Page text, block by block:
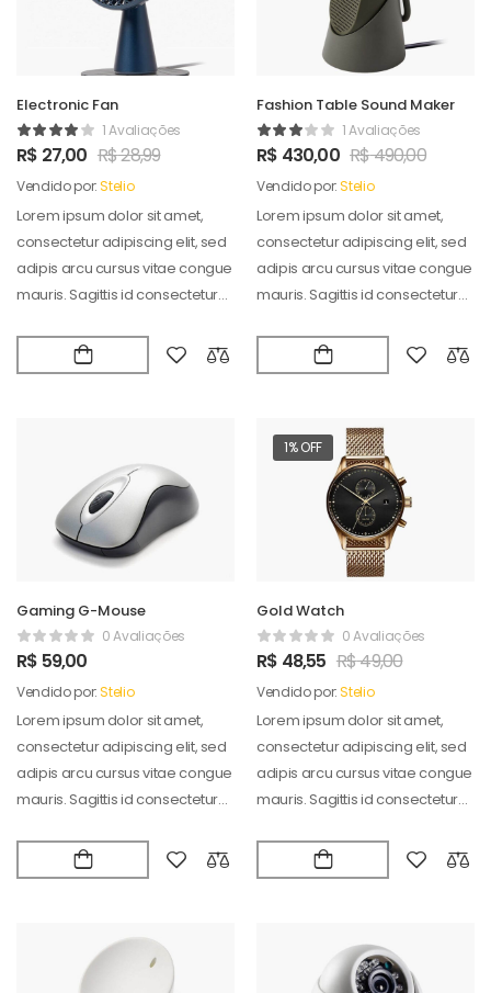
Electronic Fan
1 Avaliações
R$ 27,00 R$28,99
Vendido por:Stelio
Lorem ipsum dolor sit amet,
consectetur adipiscing elit, sed
adipis arcu cursus vitae congue
mauris. Sagittis id consectetur
Fashion Table Sound Maker
1 Avaliações
R$ 430,00 R$490,00
Vendido por:Stelio
Lorem ipsum dolor sit amet,
consectetur adipiscing elit, sed
adipis arcu cursus vitae congue
mauris. Sagittis id consectetur
Gaming G-Mouse
0 Avaliações
R$ 59,00
Vendido por:Stelio
Lorem ipsum dolor sit amet,
consectetur adipiscing elit, sed
adipis arcu cursus vitae congue
mauris. Sagittis id consectetur
1% OFF
Gold Watch
0 Avaliações
R$ 48,55 R$49,00
Vendido por:Stelio
Lorem ipsum dolor sit amet,
consectetur adipiscing elit, sed
adipis arcu cursus vitae congue
mauris. Sagittis id consectetur